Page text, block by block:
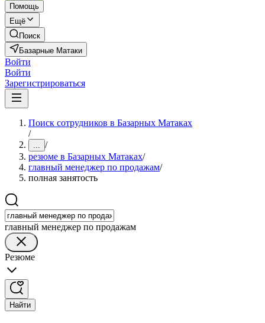
Помощь
Ещё
Поиск
Базарные Матаки
Войти
Войти
Зарегистрироваться
Поиск сотрудников в Базарных Матаках
/
... /
резюме в Базарных Матаках/
главный менеджер по продажам/
полная занятость
главный менеджер по продажам
Резюме
Найти